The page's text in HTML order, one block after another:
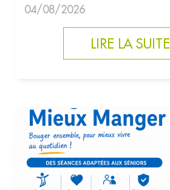
04/08/2026
LIRE LA SUITE